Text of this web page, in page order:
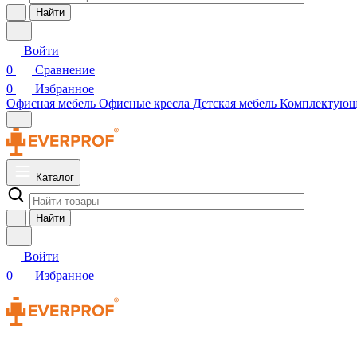
Найти
Войти
0
Сравнение
0
Избранное
Офисная мебель Офисные кресла Детская мебель
Каталог
Найти
Войти
0
Избранное